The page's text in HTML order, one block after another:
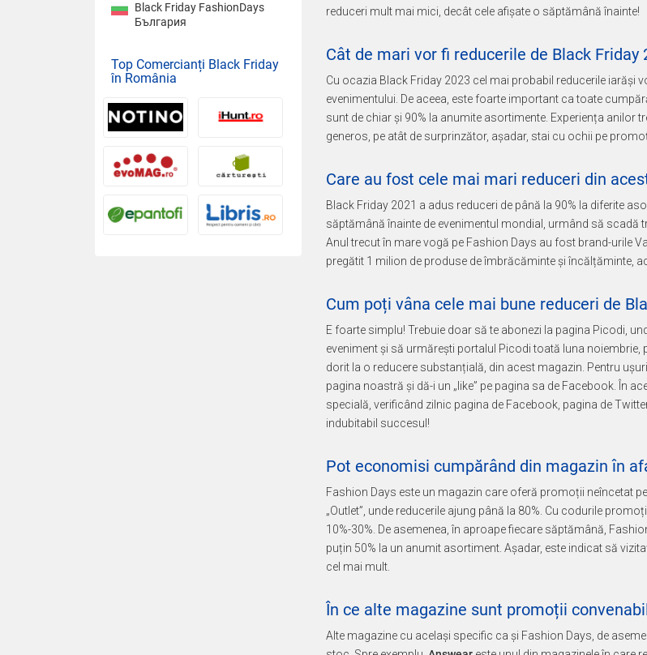
reduceri mult mai mici, decât cele afișate o săptămână înainte!
Cât de mari vor fi reducerile de Black Friday
Cu ocazia Black Friday 2023 cel mai probabil reducerile iarăși
evenimentului. De aceea, este foarte important ca toate
sunt de chiar și 90% la anumite asortimente. Experiența anilor
generos, pe atât de surprinzător, așadar, stai cu ochii pe
Care au fost cele mai mari reduceri din
Black Friday 2021 a adus reduceri de până la 90% la diferite
săptămână înainte de evenimentul mondial, urmând să scadă
Anul trecut în mare vogă pe Fashion Days au fost brand-urile
pregătit 1 milion de produse de îmbrăcăminte și încălțăminte,
Cum poți vâna cele mai bune reduceri de
E foarte simplu! Trebuie doar să te abonezi la pagina Picodi,
eveniment și să urmărești portalul Picodi toată luna
dorit la o reducere substanțială, din acest magazin. Pentru
pagina noastră și dă-i un „like” pe pagina sa de Facebook. În
specială, verificând zilnic pagina de Facebook, pagina de
indubitabil succesul!
Pot economisi cumpărând din magazin în
Fashion Days este un magazin care oferă promoții neîncetat
„Outlet”, unde reducerile ajung până la 80%. Cu codurile
10%-30%. De asemenea, în aproape fiecare săptămână,
puțin 50% la un anumit asortiment. Așadar, este indicat să
cel mai mult.
În ce alte magazine sunt promoții
Alte magazine cu același specific ca și Fashion Days, de
Black Friday FashionDays
България
Top Comercianți Black Friday
în România